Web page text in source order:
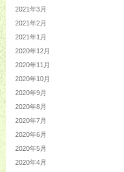
2021年3月
2021年2月
2021年1月
2020年12月
2020年11月
2020年10月
2020年9月
2020年8月
2020年7月
2020年6月
2020年5月
2020年4月